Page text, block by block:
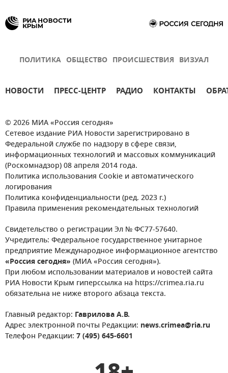
ПОЛИТИКА ОБЩЕСТВО ПРОИСШЕСТВИЯ ВИЗУАЛ
НОВОСТИ ПРЕСС-ЦЕНТР РАДИО КОНТАКТЫ
© 2026 МИА «Россия сегодня»
Сетевое издание РИА Новости зарегистрировано в
Федеральной службе по надзору в сфере связи,
информационных технологий и массовых коммуникаций
(Роскомнадзор) 08 апреля 2014 года.
Политика использования Cookie и автоматического
логирования
Политика конфиденциальности (ред. 2023 г.)
Правила применения рекомендательных технологий
Свидетельство о регистрации Эл № ФС77-57640.
Учредитель: Федеральное государственное унитарное
предприятие Международное информационное агентство
«Россия сегодня» (МИА «Россия сегодня»).
При любом использовании материалов и новостей сайта
РИА Новости Крым гиперссылка на https://crimea.ria.ru
обязательна не ниже второго абзаца текста.
Главный редактор: Гаврилова А.В.
Адрес электронной почты Редакции: news.crimea@ria.ru
Телефон Редакции: 7 (495) 645-6601